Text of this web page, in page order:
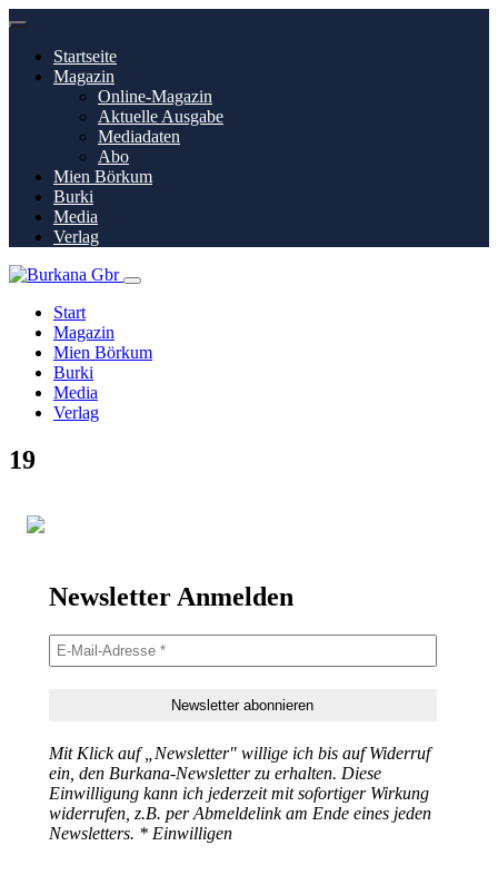
Startseite
Magazin
Online-Magazin
Aktuelle Ausgabe
Mediadaten
Abo
Mien Börkum
Burki
Media
Verlag
Start
Magazin
Mien Börkum
Burki
Media
Verlag
19
Newsletter Anmelden
Mit Klick auf „Newsletter" willige ich bis auf Widerruf
ein, den Burkana-Newsletter zu erhalten. Diese
Einwilligung kann ich jederzeit mit sofortiger Wirkung
widerrufen, z.B. per Abmeldelink am Ende eines jeden
Newsletters. * Einwilligen